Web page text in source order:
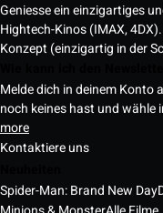
Geniesse ein einzigartiges
Hightech-Kinos (IMAX,
Konzept (einzigartig in der
Melde dich in deinem Konto
noch keines hast und wähle
more
Kontaktiere uns
Spider-Man: Brand New Day